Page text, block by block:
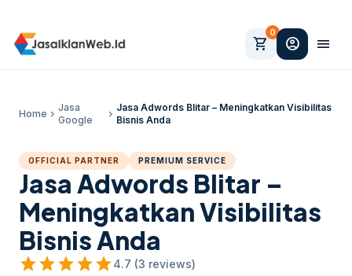
shopping_cart
0
account_circle menu
Home chevron_right
Jasa
Google
chevron_right
Jasa Adwords Blitar – Meningkatkan Visibilitas
Bisnis Anda
OFFICIAL PARTNER PREMIUM SERVICE
Jasa Adwords Blitar –
Meningkatkan Visibilitas
Bisnis Anda
starstarstarstarstar4.7 (3 reviews)